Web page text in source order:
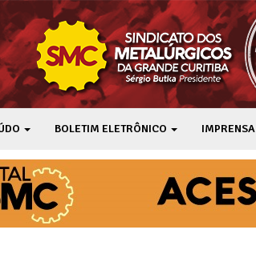
BOLETIM ELETRÔNICO IMPRENSA